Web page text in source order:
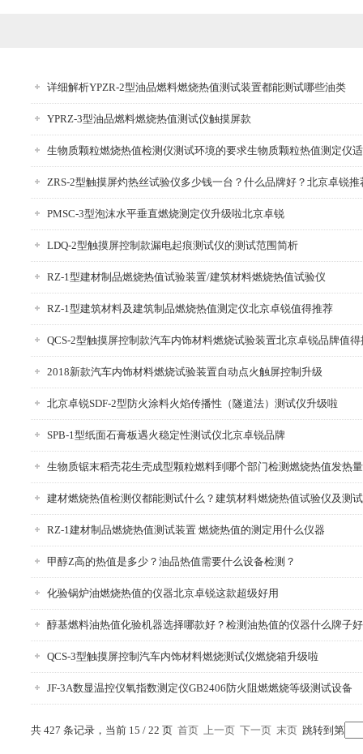
详细解析YPZR-2型油品燃料燃烧热值测试装置都能测试哪些油类
YPRZ-3型油品燃料燃烧热值测试仪触摸屏款
生物质颗粒燃烧热值检测仪测试环境的要求生物质颗粒热值测定仪
ZRS-2型触摸屏灼热丝试验仪多少钱一台？什么品牌好？北京卓锐推
PMSC-3型泡沫水平垂直燃烧测定仪升级啦北京卓锐
LDQ-2型触摸屏控制款漏电起痕测试仪的测试范围简析
RZ-1型建材制品燃烧热值试验装置/建筑材料燃烧热值试验仪
RZ-1型建筑材料及建筑制品燃烧热值测定仪北京卓锐值得推荐
QCS-2型触摸屏控制款汽车内饰材料燃烧试验装置北京卓锐品牌值得
2018新款汽车内饰材料燃烧试验装置自动点火触屏控制升级
北京卓锐SDF-2型防火涂料火焰传播性（隧道法）测试仪升级啦
SPB-1型纸面石膏板遇火稳定性测试仪北京卓锐品牌
生物质锯末稻壳花生壳成型颗粒燃料到哪个部门检测燃烧热值发热量
建材燃烧热值检测仪都能测试什么？建筑材料燃烧热值试验仪及测
RZ-1建材制品燃烧热值测试装置 燃烧热值的测定用什么仪器
甲醇Z高的热值是多少？油品热值需要什么设备检测？
化验锅炉油燃烧热值的仪器北京卓锐这款超级好用
醇基燃料油热值化验机器选择哪款好？检测油热值的仪器什么牌子好
QCS-3型触摸屏控制汽车内饰材料燃烧测试仪燃烧箱升级啦
JF-3A数显温控仪氧指数测定仪GB2406防火阻燃燃烧等级测试设备
共 427 条记录，当前 15 / 22 页 首页 上一页 下一页 末页 跳转到第